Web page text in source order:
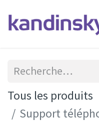
Tous les produits
Support